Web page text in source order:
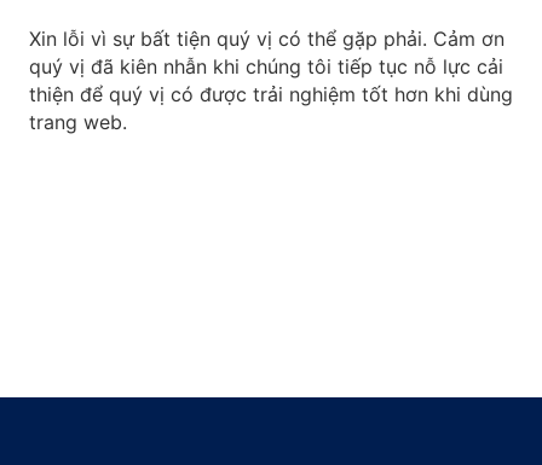
Xin lỗi vì sự bất tiện quý vị có thể gặp phải. Cảm ơn
quý vị đã kiên nhẫn khi chúng tôi tiếp tục nỗ lực cải
thiện để quý vị có được trải nghiệm tốt hơn khi dùng
trang web.